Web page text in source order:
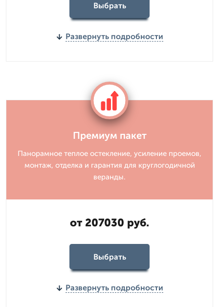
Выбрать
Развернуть подробности
Премиум пакет
Панорамное теплое остекление, усиление проемов,
монтаж, отделка и гарантия для круглогодичной
веранды.
от 207030 руб.
Выбрать
Развернуть подробности